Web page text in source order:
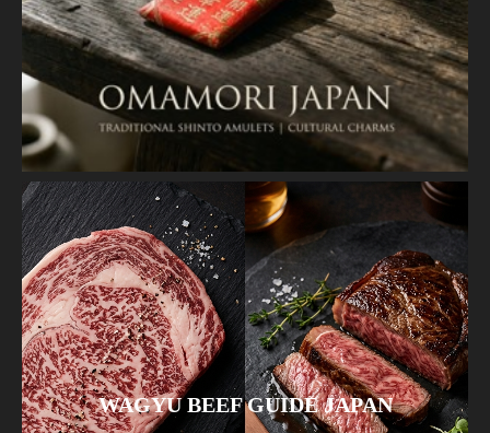
WAGYU BEEF GUIDE JAPAN